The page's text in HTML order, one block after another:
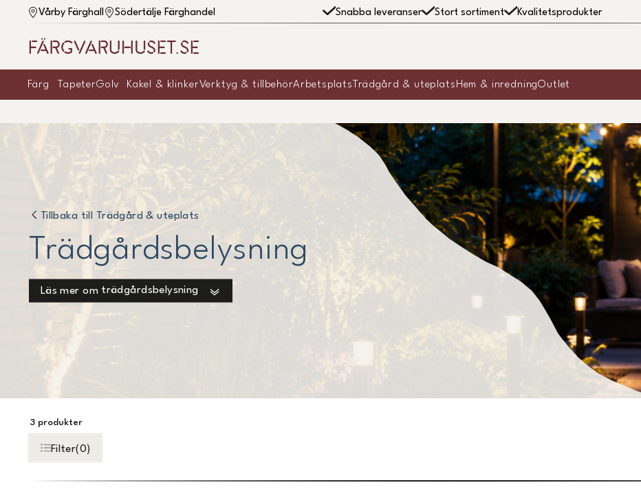
Vårby Färghall Södertälje Färghandel Snabba leveranser Stort sortiment Kvalitetsprodukter
Färg TapeterGolv Kakel & klinkerVerktyg & tillbehörArbetsplats Trädgård & uteplats Hem & inredningOutlet
Tillbaka till Trädgård & uteplats
Trädgårdsbelysning
Läs mer om trädgårdsbelysning
3 produkter
Filter(0)